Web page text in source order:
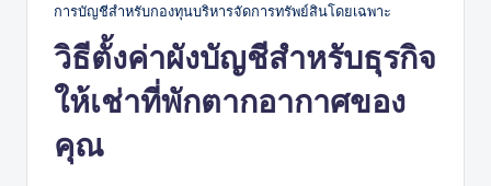
การบัญชีสำหรับกองทุนบริหารจัดการทรัพย์สินโดยเฉพาะ
วิธีตั้งค่าผังบัญชีสำหรับธุรกิจ
ให้เช่าที่พักตากอากาศของ
คุณ